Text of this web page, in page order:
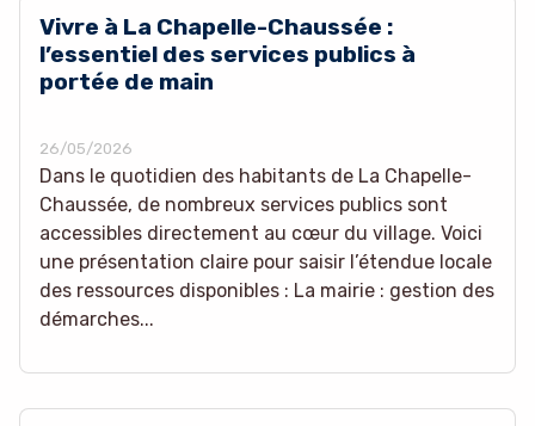
Vivre à La Chapelle-Chaussée :
l’essentiel des services publics à
portée de main
26/05/2026
Dans le quotidien des habitants de La Chapelle-
Chaussée, de nombreux services publics sont
accessibles directement au cœur du village. Voici
une présentation claire pour saisir l’étendue locale
des ressources disponibles : La mairie : gestion des
démarches...